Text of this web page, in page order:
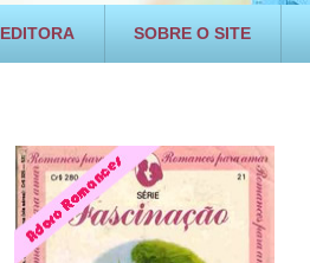
EDITORA SOBRE O SITE